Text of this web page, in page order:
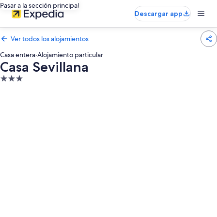
Pasar a la sección principal
Descargar app
Ver todos los alojamientos
Casa entera·Alojamiento particular
Casa Sevillana
Alojamiento